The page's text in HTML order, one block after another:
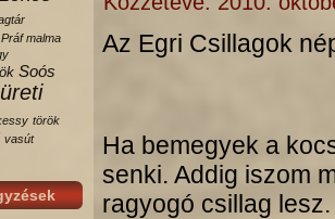
Práf malma
Soós
török
vasút
Az Egri Csillagok
Ha bemegyek a
senki. Addig iszom
ragyogó csillag lesz.